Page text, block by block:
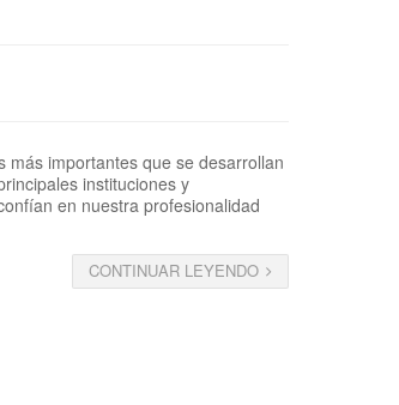
más importantes que se desarrollan
instituciones y
en nuestra profesionalidad
CONTINUAR LEYENDO